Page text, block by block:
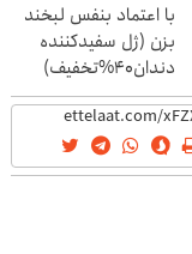
با اعتماد بنفس لبخند
بزن (ژل سفیدکننده
دندان40%تخفیف)